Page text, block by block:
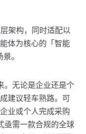
架构，同时适配以
体为核心的「智能
。
。无论是企业还是个
建议轻车熟路。可
业或个人完成采购
亟需一款合规的全球